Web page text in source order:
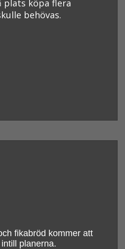
plats köpa flera
behövas.
fikabröd kommer att
planerna.